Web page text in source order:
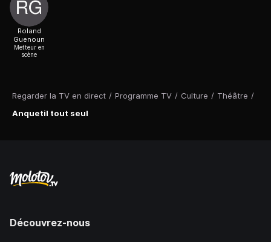
Regarder la TV en direct / Programme TV / Culture / Théâtre /
Anquetil tout seul
Roland
Guenoun
Metteur en
scène
Découvrez-nous